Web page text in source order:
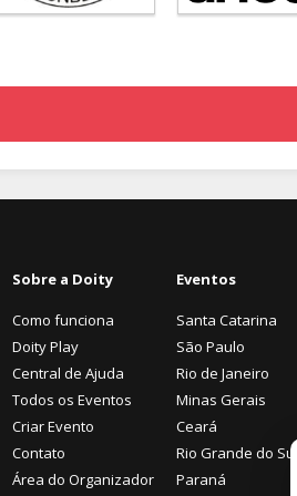
Sobre a Doity
Como funciona
Doity Play
Central de Ajuda
Todos os Eventos
Criar Evento
Contato
Área do Organizador
Eventos
Santa Catarina
São Paulo
Rio de Janeiro
Minas Gerais
Ceará
Rio Grande do Sul
Paraná